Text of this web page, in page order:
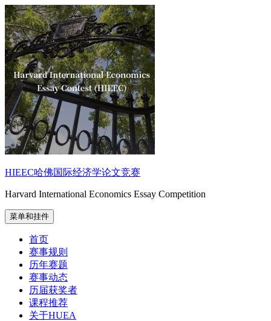
跳
至
内
容
HIEEC哈佛国际经济学论文竞赛
Harvard International Economics Essay Competition
菜单和挂件
首页
赛事规则
历年赛题
赛事动态
历届获奖者
课程推荐
关于HUEA